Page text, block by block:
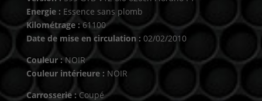
Energie : Essence sans plomb
Kilométrage :61100
Date de mise en circulation : 02/02/2010
Couleur :NOIR
Couleur intérieure : NOIR
Carrosserie : Coupé